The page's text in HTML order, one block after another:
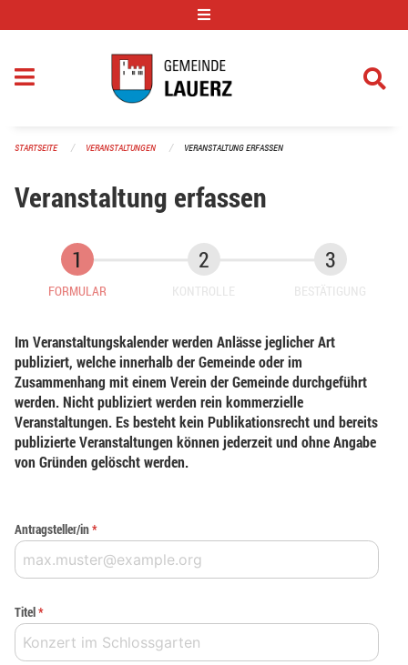
STARTSEITE VERANSTALTUNGEN VERANSTALTUNG ERFASSEN
Veranstaltung erfassen
FORMULAR KONTROLLE BESTÄTIGUNG
Im Veranstaltungskalender werden Anlässe jeglicher Art
publiziert, welche innerhalb der Gemeinde oder im
Zusammenhang mit einem Verein der Gemeinde durchgeführt
werden. Nicht publiziert werden rein kommerzielle
Veranstaltungen. Es besteht kein Publikationsrecht und bereits
publizierte Veranstaltungen können jederzeit und ohne Angabe
von Gründen gelöscht werden.
Antragsteller/in*
Titel*